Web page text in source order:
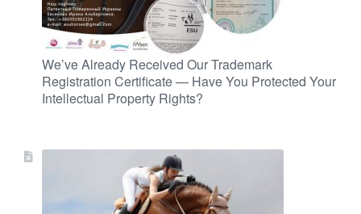
We’ve Already Received Our Trademark
Registration Certificate — Have You Protected Your
Intellectual Property Rights?